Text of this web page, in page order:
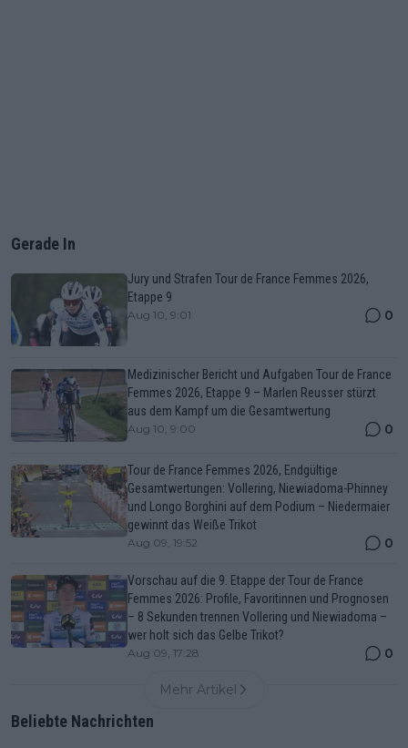
Gerade In
Jury und Strafen Tour de France Femmes 2026,
Etappe 9
Aug 10, 9:01 0
Medizinischer Bericht und Aufgaben Tour de France
Femmes 2026, Etappe 9 – Marlen Reusser stürzt
aus dem Kampf um die Gesamtwertung
Aug 10, 9:00 0
Tour de France Femmes 2026, Endgültige
Gesamtwertungen: Vollering, Niewiadoma-Phinney
und Longo Borghini auf dem Podium – Niedermaier
gewinnt das Weiße Trikot
Aug 09, 19:52 0
Vorschau auf die 9. Etappe der Tour de France
Femmes 2026: Profile, Favoritinnen und Prognosen
– 8 Sekunden trennen Vollering und Niewiadoma –
wer holt sich das Gelbe Trikot?
Aug 09, 17:28 0
Mehr Artikel
Beliebte Nachrichten